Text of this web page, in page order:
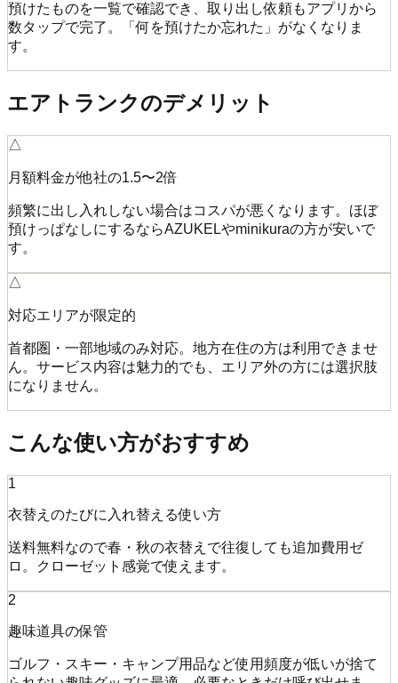
預けたものを一覧で確認でき、取り出し依頼もアプリから
数タップで完了。「何を預けたか忘れた」がなくなりま
す。
エアトランクのデメリット
△
月額料金が他社の1.5〜2倍
頻繁に出し入れしない場合はコスパが悪くなります。ほぼ
預けっぱなしにするならAZUKELやminikuraの方が安いで
す。
△
対応エリアが限定的
首都圏・一部地域のみ対応。地方在住の方は利用できませ
ん。サービス内容は魅力的でも、エリア外の方には選択肢
になりません。
こんな使い方がおすすめ
1
衣替えのたびに入れ替える使い方
送料無料なので春・秋の衣替えで往復しても追加費用ゼ
ロ。クローゼット感覚で使えます。
2
趣味道具の保管
ゴルフ・スキー・キャンプ用品など使用頻度が低いが捨て